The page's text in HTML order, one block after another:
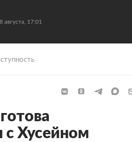
8 августа, 17:01
Хусейном